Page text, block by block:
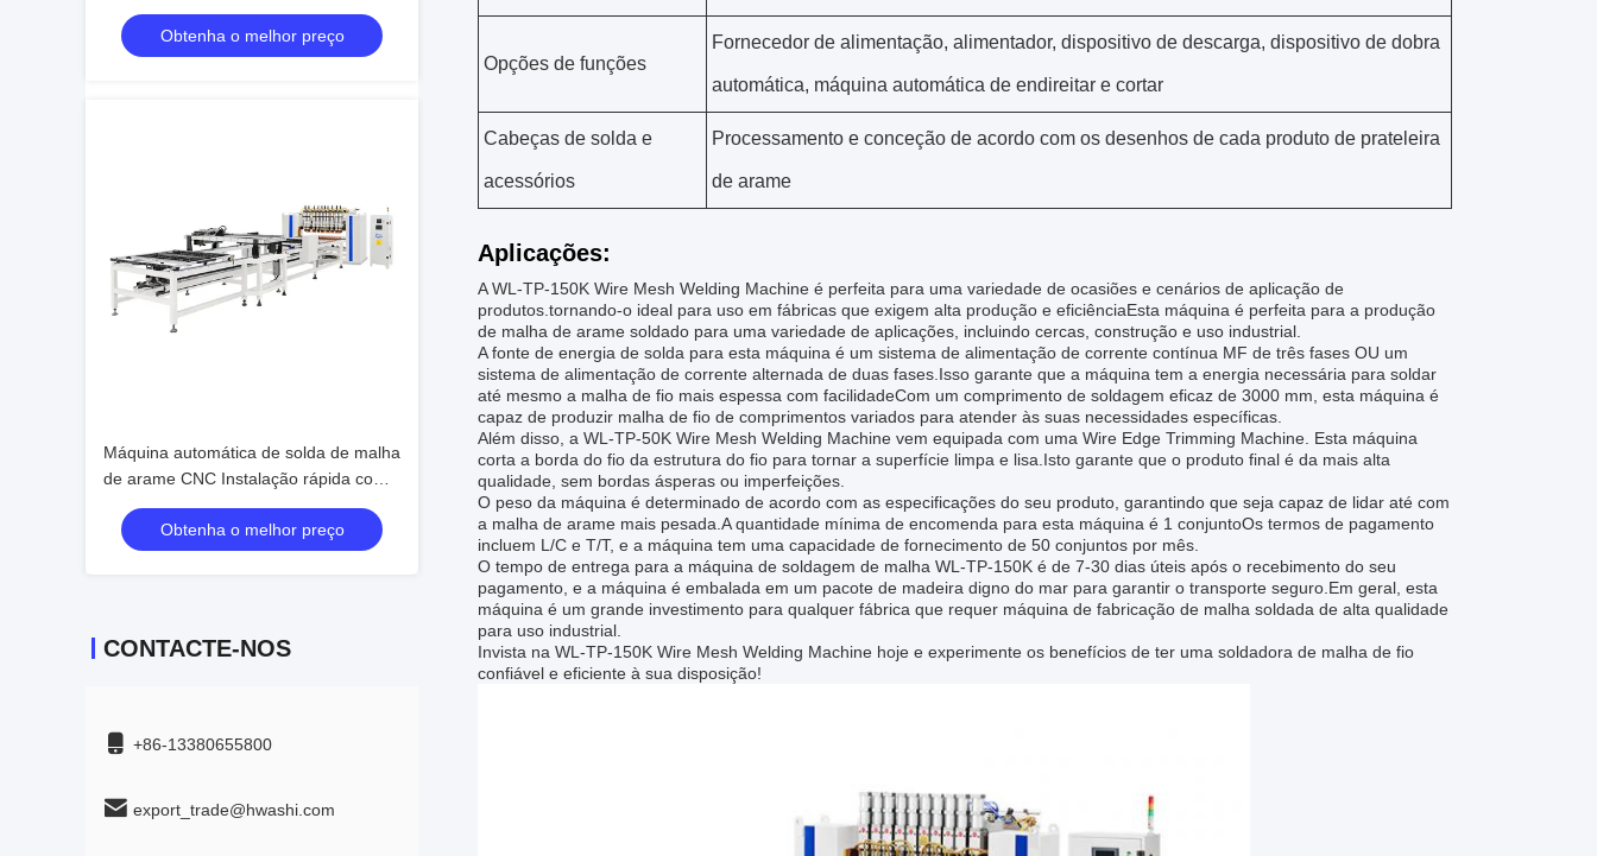
Sistema de alinhamento automático
2000mm para saída rápida
Obtenha o melhor preço
Máquina automática de solda de malha
de arame CNC Instalação rápida com
sistema integrado de alimentação de
arame Largura 1500 mm
Obtenha o melhor preço
CONTACTE-NOS
+86-13380655800
export_trade@hwashi.com
Opções de funções
Fornecedor de alimentação, alimentador, dispositivo de descarga, dispositivo de dobra
automática, máquina automática de endireitar e cortar
Cabeças de solda e
acessórios
Processamento e conceção de acordo com os desenhos de cada produto de prateleira
de arame
Aplicações:
A WL-TP-150K Wire Mesh Welding Machine é perfeita para uma variedade de ocasiões e cenários de aplicação de
produtos.tornando-o ideal para uso em fábricas que exigem alta produção e eficiênciaEsta máquina é perfeita para a produção
de malha de arame soldado para uma variedade de aplicações, incluindo cercas, construção e uso industrial.
A fonte de energia de solda para esta máquina é um sistema de alimentação de corrente contínua MF de três fases OU um
sistema de alimentação de corrente alternada de duas fases.Isso garante que a máquina tem a energia necessária para soldar
até mesmo a malha de fio mais espessa com facilidadeCom um comprimento de soldagem eficaz de 3000 mm, esta máquina é
capaz de produzir malha de fio de comprimentos variados para atender às suas necessidades específicas.
Além disso, a WL-TP-50K Wire Mesh Welding Machine vem equipada com uma Wire Edge Trimming Machine. Esta máquina
corta a borda do fio da estrutura do fio para tornar a superfície limpa e lisa.Isto garante que o produto final é da mais alta
qualidade, sem bordas ásperas ou imperfeições.
O peso da máquina é determinado de acordo com as especificações do seu produto, garantindo que seja capaz de lidar até com
a malha de arame mais pesada.A quantidade mínima de encomenda para esta máquina é 1 conjuntoOs termos de pagamento
incluem L/C e T/T, e a máquina tem uma capacidade de fornecimento de 50 conjuntos por mês.
O tempo de entrega para a máquina de soldagem de malha WL-TP-150K é de 7-30 dias úteis após o recebimento do seu
pagamento, e a máquina é embalada em um pacote de madeira digno do mar para garantir o transporte seguro.Em geral, esta
máquina é um grande investimento para qualquer fábrica que requer máquina de fabricação de malha soldada de alta qualidade
para uso industrial.
Invista na WL-TP-150K Wire Mesh Welding Machine hoje e experimente os benefícios de ter uma soldadora de malha de fio
confiável e eficiente à sua disposição!